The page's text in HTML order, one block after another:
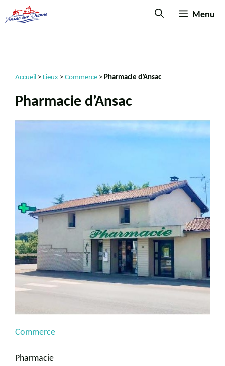
Menu
Accueil > Lieux > Commerce > Pharmacie d’Ansac
Pharmacie d’Ansac
Commerce
Pharmacie